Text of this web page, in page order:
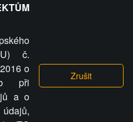
zvrácenej. To jen
č.
o
při
a o